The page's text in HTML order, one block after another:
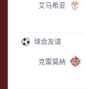
艾马希亚
球会友谊
克雷莫纳